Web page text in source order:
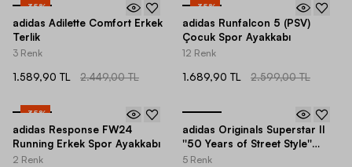
-35%
adidas Adilette Comfort Erkek
Terlik
3 Renk
1.589,90 TL 2.449,00 TL
-35%
adidas Runfalcon 5 (PSV)
Çocuk Spor Ayakkabı
12 Renk
1.689,90 TL 2.599,00 TL
-35%
adidas Response FW24
Running Erkek Spor Ayakkabı
2 Renk
adidas Originals Superstar II
''50 Years of Street Style''
Unisex Spor Ayakkabı
5 Renk